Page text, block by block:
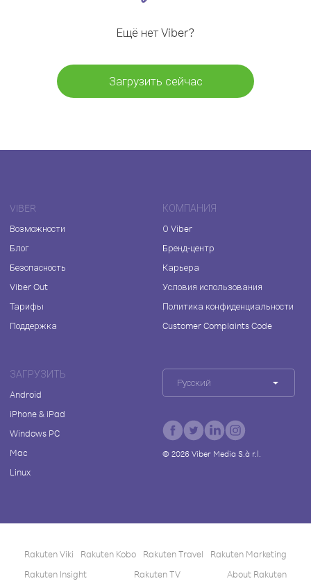
Ещё нет Viber?
Загрузить сейчас
VIBER
Возможности
Блог
Безопасность
Viber Out
Тарифы
Поддержка
КОМПАНИЯ
О Viber
Бренд-центр
Карьера
Условия использования
Политика конфиденциальности
Customer Complaints Code
ЗАГРУЗИТЬ
Android
iPhone & iPad
Windows PC
Mac
Linux
Русский
© 2026Viber Media S.à r.l.
Rakuten Viki Rakuten Kobo Rakuten Travel
Rakuten Marketing
Rakuten Insight
Rakuten TV About Rakuten